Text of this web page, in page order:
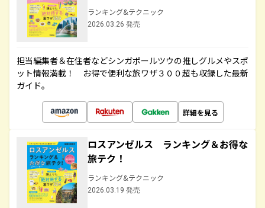
ランキング&テクニック
2026.03.26 発売
担当編集者＆在住者などシンガポールツウの推しグルメやスポ
ット情報満載！ お得で便利な旅ワザ３００超も収録した最新
ガイド。
詳細を見る
ロスアンゼルス ランキング＆お得な
旅テク！
ランキング&テクニック
2026.03.19 発売